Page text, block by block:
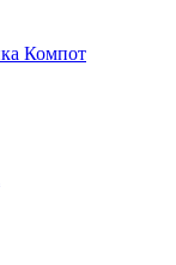
Компот